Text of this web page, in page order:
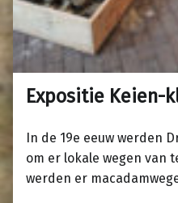
Expositie Keien-
In de 19e eeuw werden
om er lokale wegen van
werden er